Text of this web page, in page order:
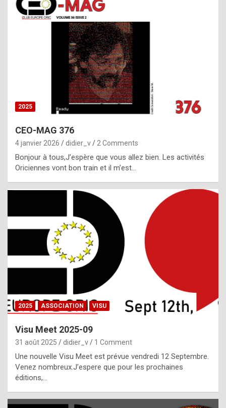
h
i
s
t
o
r
p
e
c
i
l
,
g
h
t
f
2025
CEO-MAG 376
4 janvier 2026 didier_v 2 Comments
Bonjour à tous,J’espère que vous allez bien. Les activités
Oriciennes vont bon train et il m’est…
2025 ASSOCIATION VISU
Visu Meet 2025-09
31 août 2025 didier_v 1 Comment
Une nouvelle Visu Meet est prévue vendredi 12 Septembre.
Venez nombreux.J’espere que pour les prochaines
éditions,…